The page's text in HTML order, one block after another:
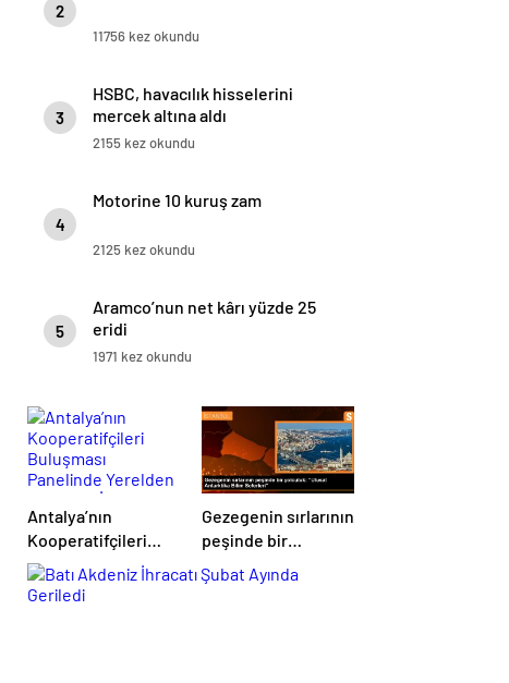
2
11756 kez okundu
3
HSBC, havacılık hisselerini
mercek altına aldı
2155 kez okundu
4
Motorine 10 kuruş zam
2125 kez okundu
5
Aramco’nun net kârı yüzde 25
eridi
1971 kez okundu
Antalya’nın
Kooperatifçileri
Buluşması
Panelinde Yerelden
Gezegenin sırlarının
peşinde bir
yolculuk: “Ulusal
Antarktika Bilim